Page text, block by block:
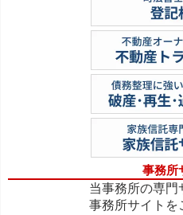
事務所
当事務所の専門
事務所サイトを